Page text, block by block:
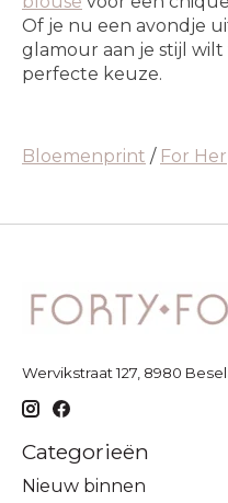
Of je nu een avondje
glamour aan je stijl
perfecte keuze.
Bloemenprint / For Her
Wervikstraat 127, 8980
Categorieën
Nieuw binnen